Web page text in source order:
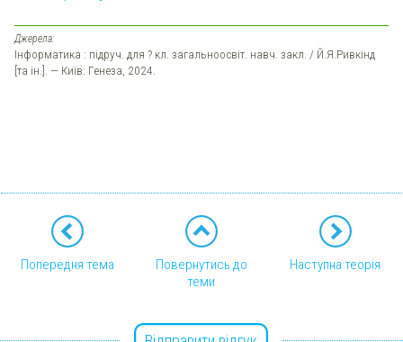
Джерела:
Інформатика : підруч. для ? кл. загальноосвіт. навч. закл. / Й.Я.Ривкінд
[та ін.]. — Київ: Генеза, 2024.
Попередня тема
Повернутись до
теми
Наступна теорія